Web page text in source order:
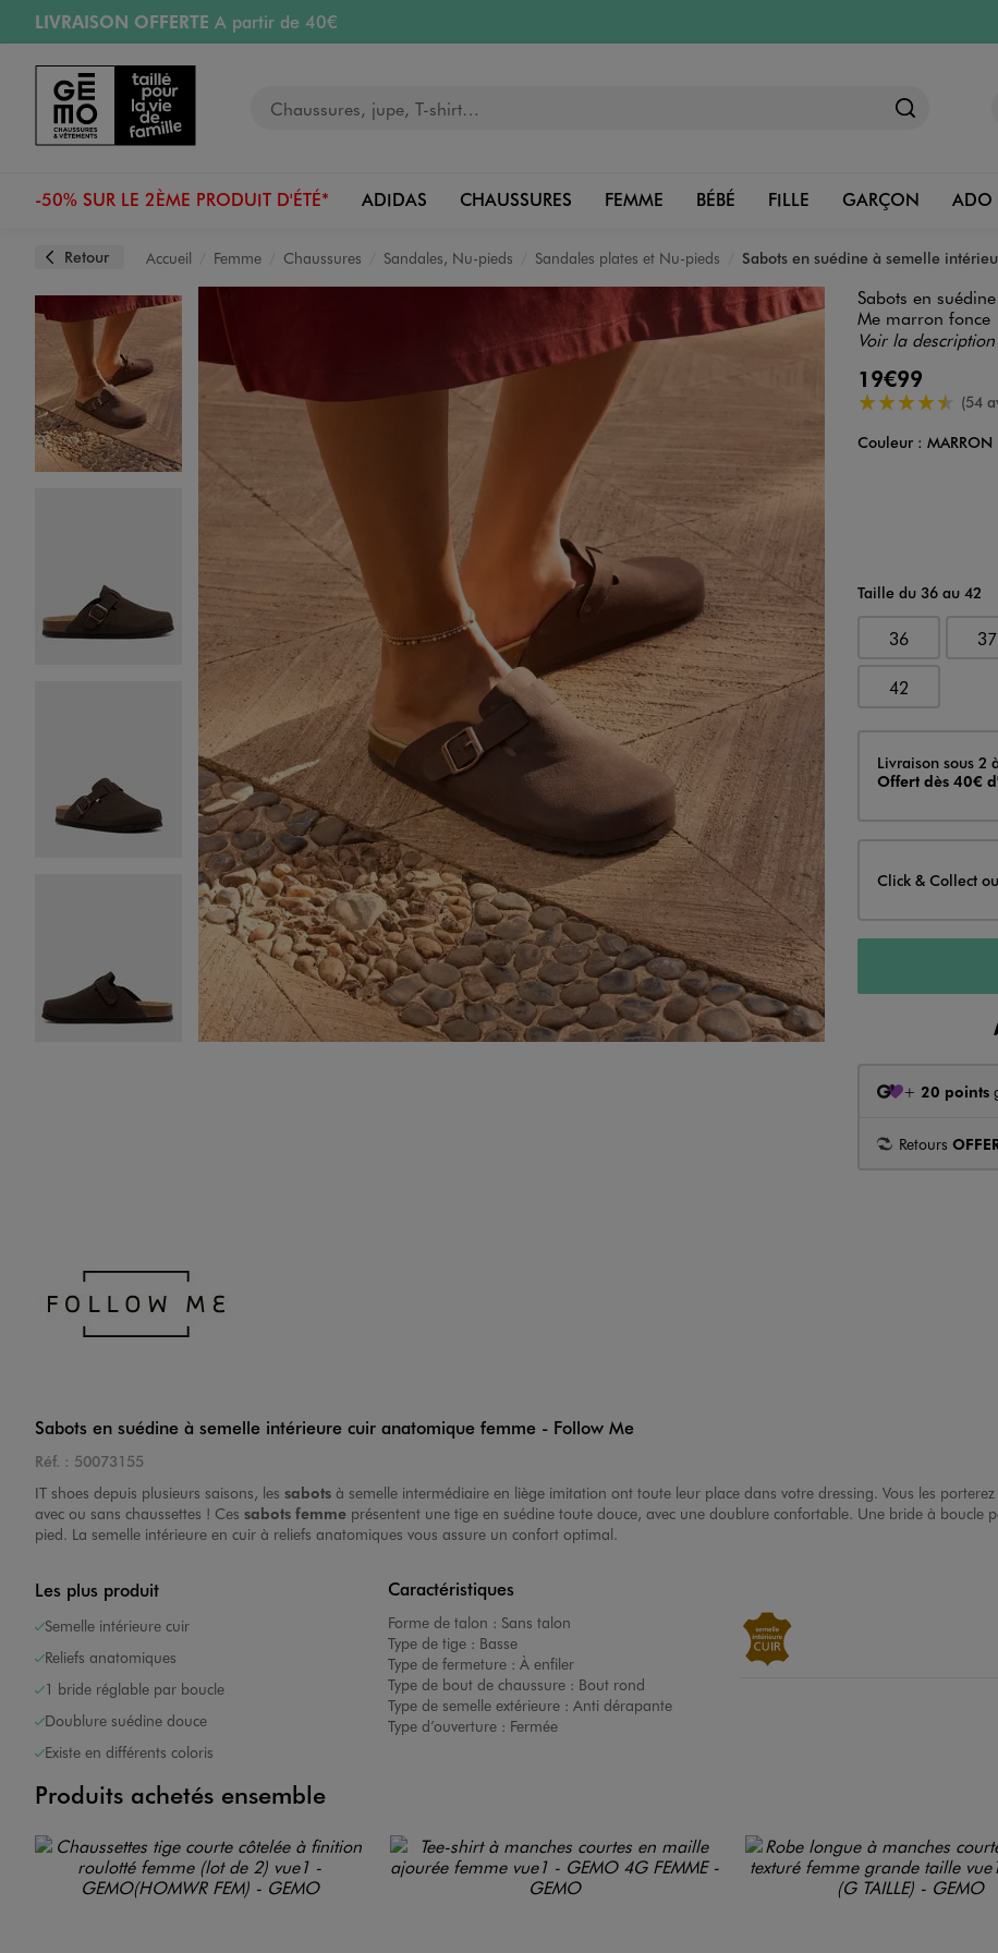
Aller au contenu principal
Aller à la navigation
LIVRAISON OFFERTE A partir de 40€
RETRAIT ET LIVRAISON OFFERTE
RÉSERVATION GRATUITE
4h en magasin
Retours OFFERTSpendant 30 jours
-50% SUR LE 2ÈME PRODUIT D'ÉTÉ* ADIDAS CHAUSSURES FEMME BÉBÉ FILLE GARÇON ADO
Retour Accueil Femme Chaussures Sandales, Nu-pieds Sandales plates et Nu-pieds Sabots en suédine à semelle
Image 1 sur 7
Image 2 sur 7
Image 3 sur 7
Image 7 sur 7
Sabots en
Me marron fonce
Voir la description
19€99
4.5/5 de moyenne
(54
Couleur
Couleur : MARRON
Taille du 36 au 42
36 37
42
Livraison
Livraison sous 2
Offert dès 40€
Click & Collect
+ 20 points
Retours
Sabots en suédine à semelle intérieure cuir anatomique femme - Follow Me
Réf. : 50073155
IT shoes depuis plusieurs saisons, les sabots à semelle intermédiaire en liège imitation ont toute leur place dans votre dressing. Vous les
avec ou sans chaussettes ! Ces sabots femme présentent une tige en suédine toute douce, avec une doublure confortable. Une bride à
pied. La semelle intérieure en cuir à reliefs anatomiques vous assure un confort optimal.
Les plus produit
Semelle intérieure cuir
Reliefs anatomiques
1 bride réglable par boucle
Doublure suédine douce
Existe en différents coloris
Caractéristiques
Forme de talon : Sans talon
Type de tige : Basse
Type de fermeture : À enfiler
Type de bout de chaussure : Bout rond
Type de semelle extérieure : Anti dérapante
Type d’ouverture : Fermée
Produits achetés ensemble